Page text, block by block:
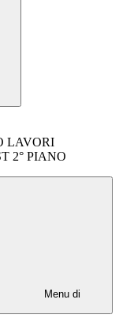
LAVORI
2° PIANO
Menu di